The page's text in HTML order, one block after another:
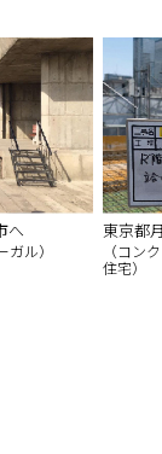
へ
ガル）
東京都
（コン
住宅）